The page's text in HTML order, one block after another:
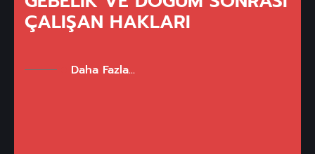
ÇALIŞAN HAKLARI
Daha Fazla...